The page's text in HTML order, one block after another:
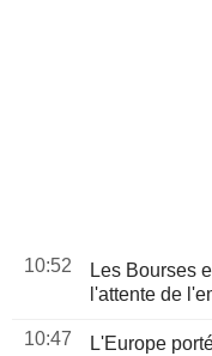
10:52
Les Bourses
l'attente de
10:47
L'Europe